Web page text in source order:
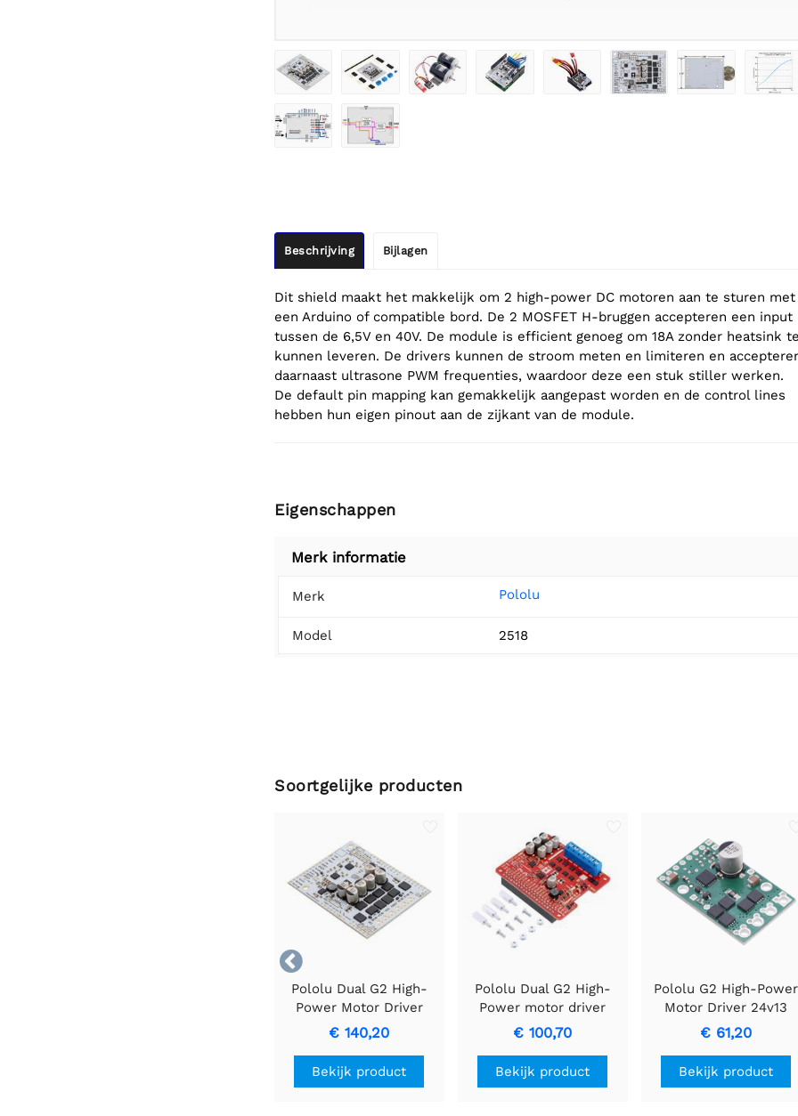
Beschrijving Bijlagen
Dit shield maakt het makkelijk om 2 high-power DC motoren aan te sturen met
een Arduino of compatible bord. De 2 MOSFET H-bruggen accepteren een input
tussen de 6,5V en 40V. De module is efficient genoeg om 18A zonder heatsink
kunnen leveren. De drivers kunnen de stroom meten en limiteren en
daarnaast ultrasone PWM frequenties, waardoor deze een stuk stiller werken.
De default pin mapping kan gemakkelijk aangepast worden en de control lines
hebben hun eigen pinout aan de zijkant van de module.
Eigenschappen
Merk informatie
Merk Pololu
Model 2518
Soortgelijke producten

Pololu Dual G2 High-
Power Motor Driver
18v22 Shield voor
Arduino
€ 140,20
Bekijk product
Pololu Dual G2 High-
Power motor driver
18v18 voor raspberry pi
(geassembleerd)
€ 100,70
Bekijk product
Pololu G2 High-Power
Motor Driver 24v13
€ 61,20
Bekijk product